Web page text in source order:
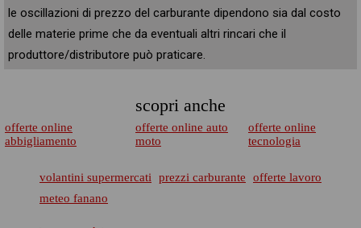
le oscillazioni di prezzo del carburante dipendono sia dal costo
delle materie prime che da eventuali altri rincari che il
produttore/distributore può praticare.
scopri anche
offerte online
abbigliamento
offerte online auto
moto
offerte online
tecnologia
volantini supermercati prezzi carburante
offerte lavoro
meteo fanano